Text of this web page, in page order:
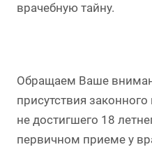
врачебную тайну.
Обращаем Ваше
присутствия
не достигшего 18
первичном приеме у